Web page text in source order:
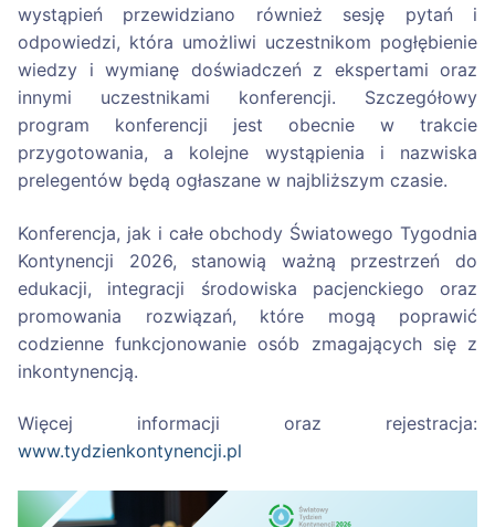
wystąpień przewidziano również sesję pytań i
odpowiedzi, która umożliwi uczestnikom pogłębienie
wiedzy i wymianę doświadczeń z ekspertami oraz
innymi uczestnikami konferencji. Szczegółowy
program konferencji jest obecnie w trakcie
przygotowania, a kolejne wystąpienia i nazwiska
prelegentów będą ogłaszane w najbliższym czasie.
Konferencja, jak i całe obchody Światowego Tygodnia
Kontynencji 2026, stanowią ważną przestrzeń do
edukacji, integracji środowiska pacjenckiego oraz
promowania rozwiązań, które mogą poprawić
codzienne funkcjonowanie osób zmagających się z
inkontynencją.
Więcej informacji oraz rejestracja:
www.tydzienkontynencji.pl